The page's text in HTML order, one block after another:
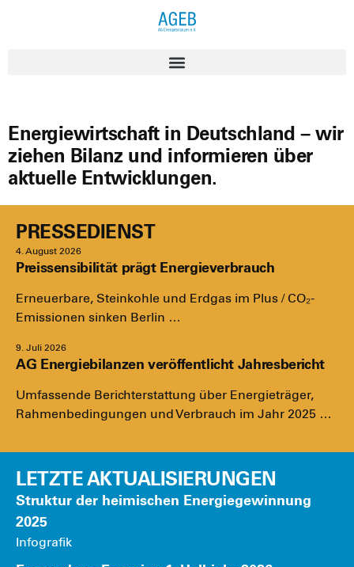
Energiewirtschaft in Deutschland – wir
ziehen Bilanz und informieren über
aktuelle Entwicklungen.
PRESSEDIENST
4. August 2026
Preissensibilität prägt Energieverbrauch
Erneu­er­ba­re, Stein­koh­le und Erd­gas im Plus / CO₂-
Emis­­sio­­nen sin­ken Ber­lin …
9. Juli 2026
AG Energiebilanzen veröffentlicht Jahresbericht
Umfas­sen­de Bericht­erstat­tung über Ener­gie­trä­ger,
Rah­men­be­din­gun­gen und Ver­brauch im Jahr 2025 …
LETZTE AKTUALISIERUNGEN
Struk­tur der hei­mi­schen Ener­gie­ge­win­nung
2025
Info­gra­fik